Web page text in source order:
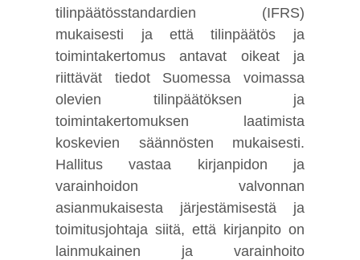
tilinpäätösstandardien (IFRS)
mukaisesti ja että tilinpäätös ja
toimintakertomus antavat oikeat ja
riittävät tiedot Suomessa voimassa
olevien tilinpäätöksen ja
toimintakertomuksen laatimista
koskevien säännösten mukaisesti.
Hallitus vastaa kirjanpidon ja
varainhoidon valvonnan
asianmukaisesta järjestämisestä ja
toimitusjohtaja siitä, että kirjanpito on
lainmukainen ja varainhoito